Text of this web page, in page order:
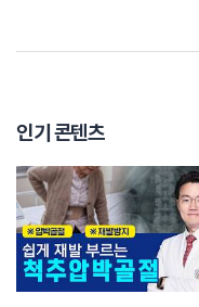
현대인들의 습관이 회복 기전을
보통 이제 환자분들이 한약을 언
기본적으로 어떤 손상이 되면
내 몸 회복을 합니다.
근데 이 회복하는 과정 중에서
첫 번째 사람들은
평소 때 신체에 대사 기능이 많
아니면 운동을 하지 않아서 근육
인기 콘텐츠